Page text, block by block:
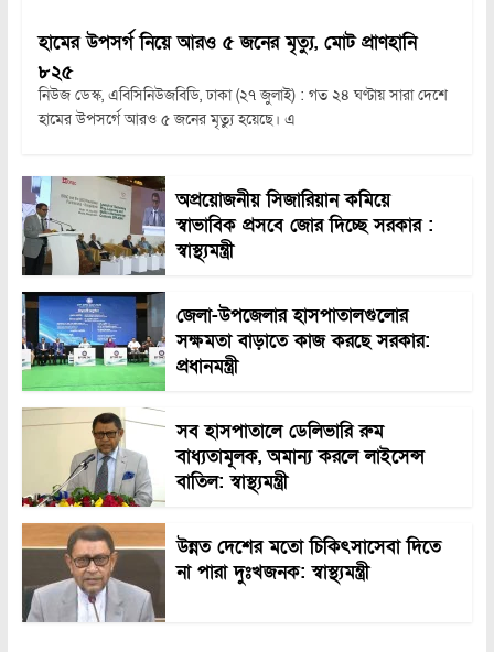
হামের উপসর্গ নিয়ে আরও ৫ জনের মৃত্যু, মোট প্রাণহানি
৮২৫
নিউজ ডেস্ক, এবিসিনিউজবিডি, ঢাকা (২৭ জুলাই) : গত ২৪ ঘণ্টায় সারা দেশে
হামের উপসর্গে আরও ৫ জনের মৃত্যু হয়েছে। এ
অপ্রয়োজনীয় সিজারিয়ান কমিয়ে
স্বাভাবিক প্রসবে জোর দিচ্ছে সরকার :
স্বাস্থ্যমন্ত্রী
জেলা-উপজেলার হাসপাতালগুলোর
সক্ষমতা বাড়াতে কাজ করছে সরকার:
প্রধানমন্ত্রী
সব হাসপাতালে ডেলিভারি রুম
বাধ্যতামূলক, অমান্য করলে লাইসেন্স
বাতিল: স্বাস্থ্যমন্ত্রী
উন্নত দেশের মতো চিকিৎসাসেবা দিতে
না পারা দুঃখজনক: স্বাস্থ্যমন্ত্রী